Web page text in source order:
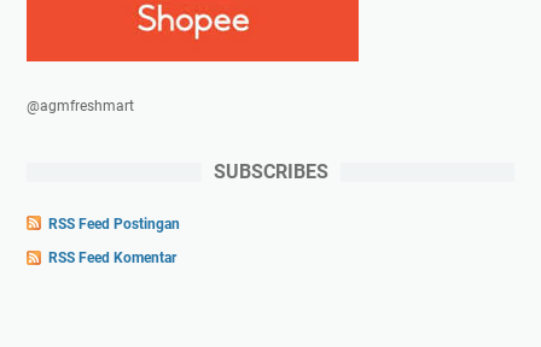
@agmfreshmart
SUBSCRIBES
RSS Feed Postingan
RSS Feed Komentar